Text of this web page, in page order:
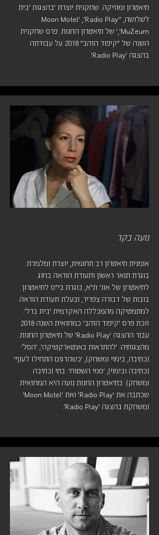
תיאטרון ומוזיקה. שחקנית יוצרת 'בהצגות 'בית
לשלושה, 'Moon Motel' ,'Radio Play'
,'MuZeum' של תיאטרון החנות. פרס שחקנית
השנה של "קיפוד הזהב" 2018 על עבודתה
בהצגה 'Radio Play'.
נועה בקר
אומנית תיאטרון רב תחומית, יוצרת ומלמדת.
בוגרת תואר ראשון ותעודת הוראה בחוג
לתיאטרון של אונ' ת"א, בוגרת בי"ס לתיאטרון
בובות של דבורה צפריר, ובעלת תעודת הוראה
למתמטיקה מהמכללה האקדמית 'בית ברל'.
זוכת פרס 'קיפוד הזהב' כמחזאית השנה 2018
עבור ההצגה 'Radio Play' של תיאטרון החנות.
מהצגותיה: 'להתראות באנטארקטיקה', 'הסל'
(כתיבה, בימוי ומשחק), 'כשהדגים התחילו לעוף'
(כתיבה ובימוי), 'סמי השטוח'. בתי (כתיבה
ומשחק). בתיאטרון החנות נועה היא המחזאית
שכתבה את 'Radio Play' ואת 'Moon Motel'
ומשחקת בהצגה 'Radio Play'.